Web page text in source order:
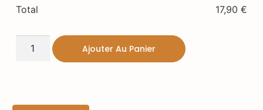
Total
17,90€
Ajouter Au Panier